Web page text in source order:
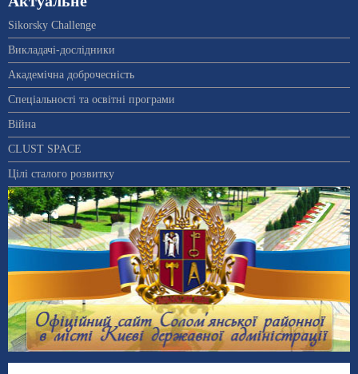
Sikorsky Challenge
Викладачі-дослідники
Академічна доброчесність
Спеціальності та освітні програми
Війна
CLUST SPACE
Цілі сталого розвитку